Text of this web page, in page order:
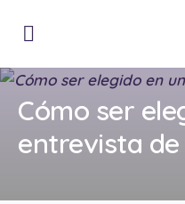
Cómo ser
entrevista